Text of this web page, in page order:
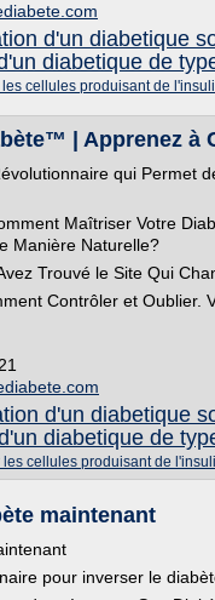
d'un diabetique
diabetique de
cellules produisant de
| Apprenez à
qui Permet
Maîtriser Votre
Manière Naturelle?
Trouvé le Site Qui
Contrôler et Oublier.
d'un diabetique
diabetique de
cellules produisant de
maintenant
pour inverser le